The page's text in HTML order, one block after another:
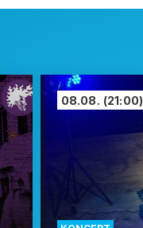
08.08. (21:00)